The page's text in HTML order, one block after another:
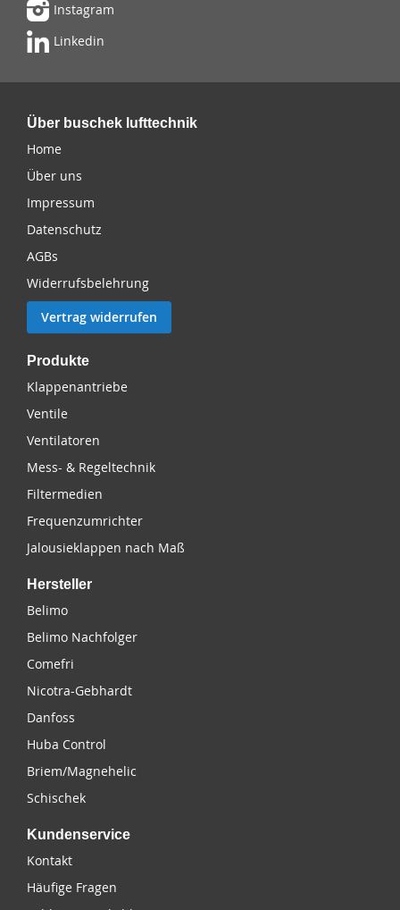
Instagram
Linkedin
Über buschek lufttechnik
Home
Über uns
Impressum
Datenschutz
AGBs
Widerrufsbelehrung
Vertrag widerrufen
Produkte
Klappenantriebe
Ventile
Ventilatoren
Mess- & Regeltechnik
Filtermedien
Frequenzumrichter
Jalousieklappen nach Maß
Hersteller
Belimo
Belimo Nachfolger
Comefri
Nicotra-Gebhardt
Danfoss
Huba Control
Briem/Magnehelic
Schischek
Kundenservice
Kontakt
Häufige Fragen